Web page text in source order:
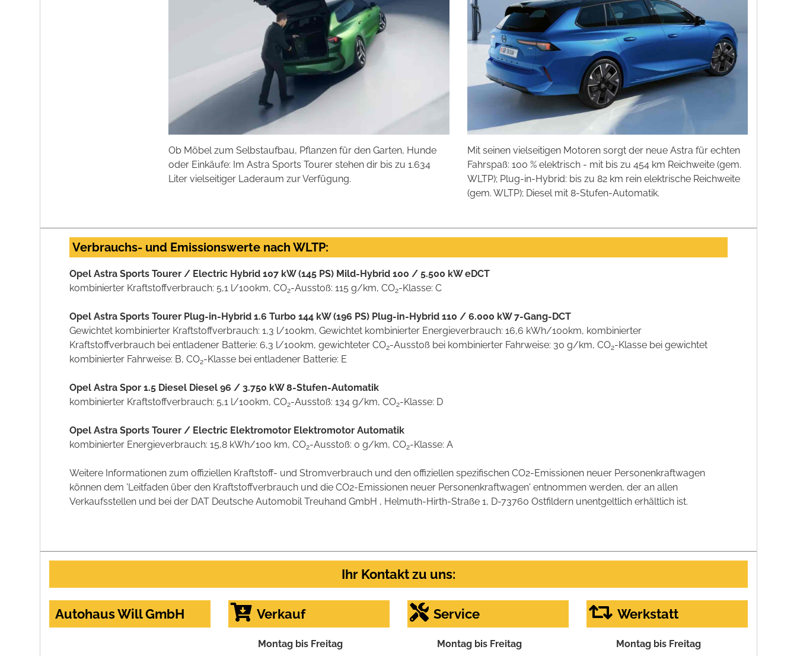
Ob Möbel zum Selbstaufbau, Pflanzen für den Garten, Hunde
oder Einkäufe: Im Astra Sports Tourer stehen dir bis zu 1.634
Liter vielseitiger Laderaum zur Verfügung.
Mit seinen vielseitigen Motoren sorgt der neue Astra für echten
Fahrspaß: 100 % elektrisch - mit bis zu 454 km Reichweite (gem.
WLTP); Plug-in-Hybrid: bis zu 82 km rein elektrische Reichweite
(gem. WLTP); Diesel mit 8-Stufen-Automatik.
Verbrauchs- und Emissionswerte nach WLTP:
Opel Astra Sports Tourer / Electric Hybrid 107 kW (145 PS) Mild-Hybrid 100 / 5.500 kW eDCT
kombinierter Kraftstoffverbrauch: 5,1 l/100km, CO2-Ausstoß: 115 g/km, CO2-Klasse: C
Opel Astra Sports Tourer Plug-in-Hybrid 1.6 Turbo 144 kW (196 PS) Plug-in-Hybrid 110 / 6.000 kW 7-Gang-DCT
Gewichtet kombinierter Kraftstoffverbrauch: 1,3 l/100km, Gewichtet kombinierter Energieverbrauch: 16,6 kWh/100km, kombinierter
Kraftstoffverbrauch bei entladener Batterie: 6,3 l/100km, gewichteter CO2-Ausstoß bei kombinierter Fahrweise: 30 g/km, CO2-Klasse bei gewichtet
kombinierter Fahrweise: B, CO2-Klasse bei entladener Batterie: E
Opel Astra Spor 1.5 Diesel Diesel 96 / 3.750 kW 8-Stufen-Automatik
kombinierter Kraftstoffverbrauch: 5,1 l/100km, CO2-Ausstoß: 134 g/km, CO2-Klasse: D
Opel Astra Sports Tourer / Electric Elektromotor Elektromotor Automatik
kombinierter Energieverbrauch: 15,8 kWh/100 km, CO2-Ausstoß: 0 g/km, CO2-Klasse: A
Weitere Informationen zum offiziellen Kraftstoff- und Stromverbrauch und den offiziellen spezifischen CO2-Emissionen neuer Personenkraftwagen
können dem 'Leitfaden über den Kraftstoffverbrauch und die CO2-Emissionen neuer Personenkraftwagen' entnommen werden, der an allen
Verkaufsstellen und bei der DAT Deutsche Automobil Treuhand GmbH , Helmuth-Hirth-Straße 1, D-73760 Ostfildern unentgeltlich erhältlich ist.
Ihr Kontakt zu uns:
Autohaus Will GmbH Verkauf
Montag bis Freitag
Service
Montag bis Freitag
Werkstatt
Montag bis Freitag